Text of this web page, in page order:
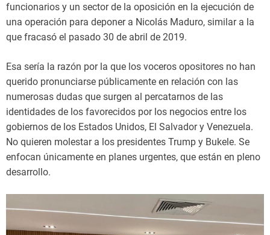
funcionarios y un sector de la oposición en la ejecución de
una operación para deponer a Nicolás Maduro, similar a la
que fracasó el pasado 30 de abril de 2019.
Esa sería la razón por la que los voceros opositores no han
querido pronunciarse públicamente en relación con las
numerosas dudas que surgen al percatarnos de las
identidades de los favorecidos por los negocios entre los
gobiernos de los Estados Unidos, El Salvador y Venezuela.
No quieren molestar a los presidentes Trump y Bukele. Se
enfocan únicamente en planes urgentes, que están en pleno
desarrollo.